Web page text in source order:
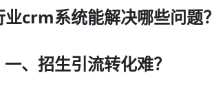
crm系统能解决哪些问题？
一、招生引流转化难？